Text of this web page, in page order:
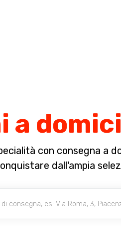
a
con consegna a
dall'ampia